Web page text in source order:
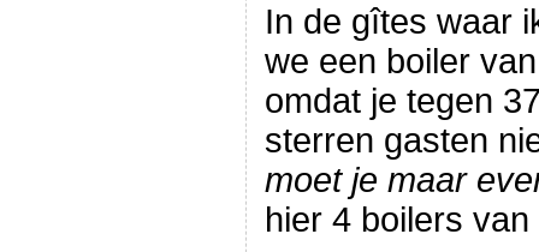
In de gîtes waar
we een boiler
omdat je tegen
sterren gasten
moet je maar
hier 4 boilers